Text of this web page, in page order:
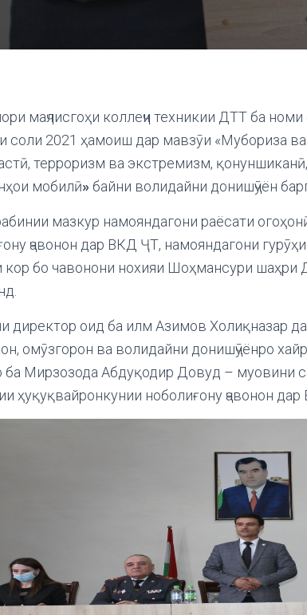
маҷлисгоҳи коллеҷи техникии ДТТ ба
соли 2021 ҳамоиш дар мавзӯи «Мубориза
терроризм ва экстремизм,
мобилӣ»байни волидайни донишҷӯён
мазкур намояндагони раёсати
ҷавонон дар ВКД ҶТ, намояндагони
кор бо чавонони нохияи Шоҳмансури
директор оид ба илм Азимов Холиқназар
омӯзгорон ва волидайни донишҷӯёнро
ба Мирзозода Абдуқодир Довуд – муовини
ҳуқуқвайронкунии ноболиғону ҷавонон